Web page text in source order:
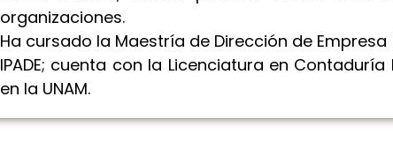
organizaciones.
Ha cursado la Maestría de Dirección de Empresa
IPADE; cuenta con la Licenciatura en
en la UNAM.